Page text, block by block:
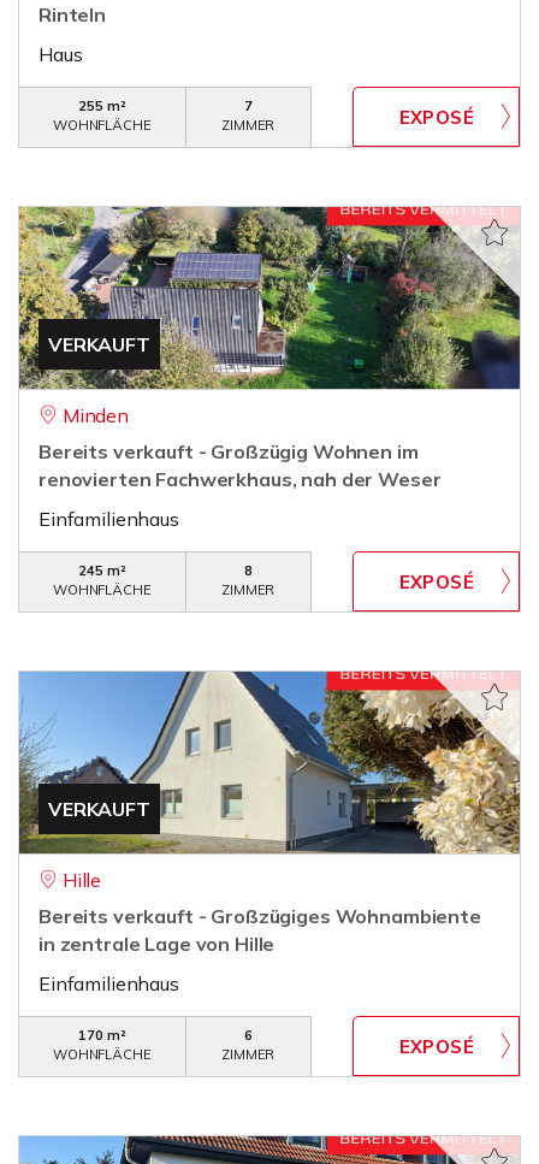
Rinteln
Haus
255 m²
WOHNFLÄCHE
7
ZIMMER
VERKAUFT
Minden
Bereits verkauft - Großzügig Wohnen im
renovierten Fachwerkhaus, nah der Weser
Einfamilienhaus
245 m²
WOHNFLÄCHE
8
ZIMMER
VERKAUFT
Hille
Bereits verkauft - Großzügiges Wohnambiente
in zentrale Lage von Hille
Einfamilienhaus
170 m²
WOHNFLÄCHE
6
ZIMMER